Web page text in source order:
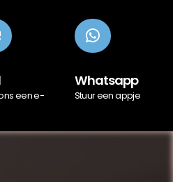
een e-
Whatsapp
Stuur een appje